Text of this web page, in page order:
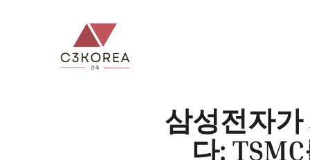
삼성전자가
다: